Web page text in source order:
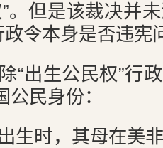
。但是该裁决并
政令本身是否违宪
“出生公民权”行
民身份：
生时，其母在美